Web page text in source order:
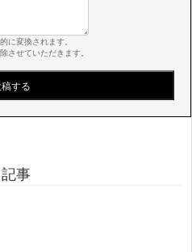
に変換されます。
させていただきます。
事